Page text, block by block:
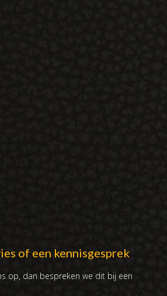
of een kennisgesprek
op, dan bespreken we dit bij een